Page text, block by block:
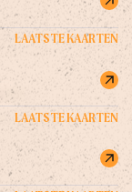
LAATSTE KAARTEN
LAATSTE KAARTEN